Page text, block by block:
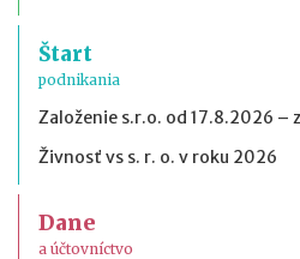
Štart
podnikania
Založenie s.r.o. od 17.8.2026 –
Živnosť vs s. r. o. v roku 2026
Dane
a účtovníctvo